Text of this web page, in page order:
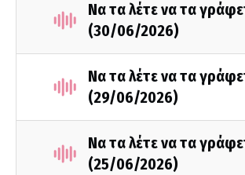
Να τα λέτε να τα
(30/06/2026)
Να τα λέτε να τα
(29/06/2026)
Να τα λέτε να τα
(25/06/2026)